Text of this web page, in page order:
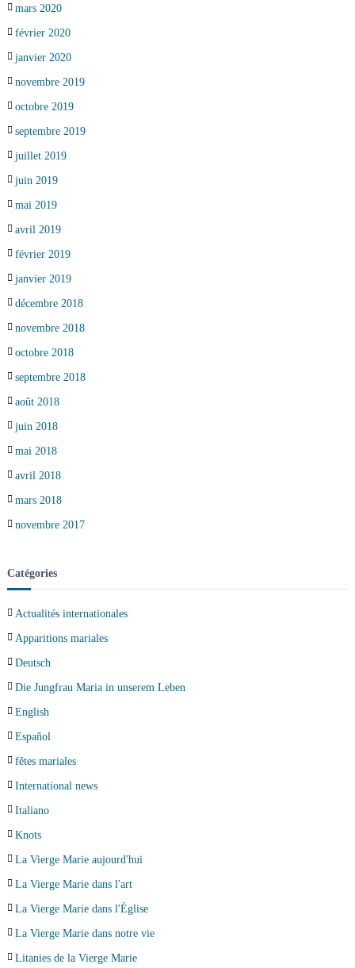
mars 2020
février 2020
janvier 2020
novembre 2019
octobre 2019
septembre 2019
juillet 2019
juin 2019
mai 2019
avril 2019
février 2019
janvier 2019
décembre 2018
novembre 2018
octobre 2018
septembre 2018
août 2018
juin 2018
mai 2018
avril 2018
mars 2018
novembre 2017
Catégories
Actualités internationales
Apparitions mariales
Deutsch
Die Jungfrau Maria in unserem Leben
English
Español
fêtes mariales
International news
Italiano
Knots
La Vierge Marie aujourd'hui
La Vierge Marie dans l'art
La Vierge Marie dans l'Église
La Vierge Marie dans notre vie
Litanies de la Vierge Marie